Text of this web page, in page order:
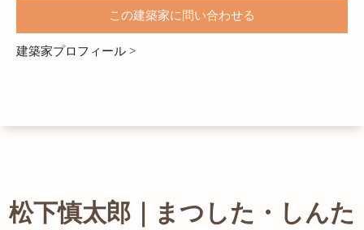
この建築家に問い合わせる
建築家プロフィール >
松下慎太郎｜まつした・しんた